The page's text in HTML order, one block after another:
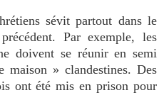
sévit partout dans le
Par exemple, les
doivent se réunir en semi
maison » clandestines. Des
ont été mis en prison pour